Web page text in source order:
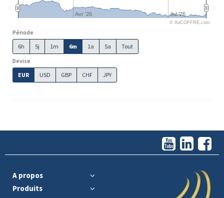
Avr '26 Jul '26
© AuCOFFRE.com
Période
6h
5j 1m 6m 1a 5a
Tout
Devise
EUR
USD GBP CHF JPY
A propos
Produits